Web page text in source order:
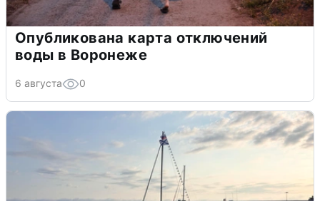
Опубликована карта отключений
воды в Воронеже
6 августа 0